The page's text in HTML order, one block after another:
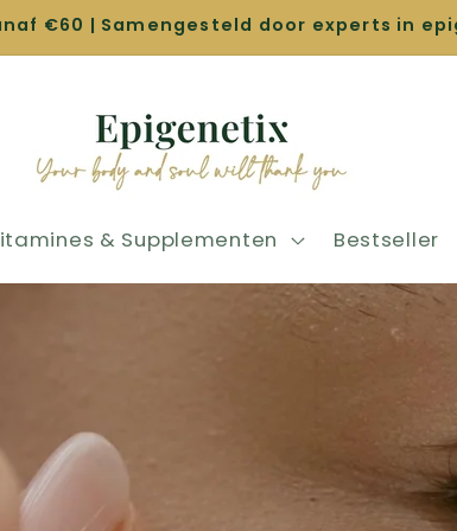
€60 | Samengesteld door experts in
& Supplementen Bestseller